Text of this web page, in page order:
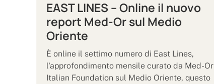
EAST LINES – Online il nuovo
report Med-Or sul Medio
Oriente
È online il settimo numero di East Lines,
l'approfondimento mensile curato da Med-Or
Italian Foundation sul Medio Oriente, questo